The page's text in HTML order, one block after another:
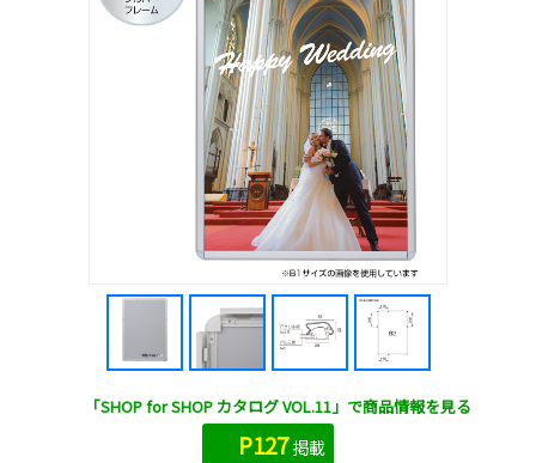
「SHOP for SHOP カタログ VOL.11」で商品情報を見る
P127掲載